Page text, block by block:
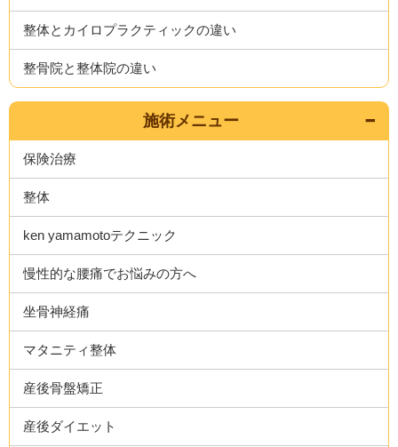
整体とカイロプラクティックの違い
整骨院と整体院の違い
施術メニュー
保険治療
整体
ken yamamotoテクニック
慢性的な腰痛でお悩みの方へ
坐骨神経痛
マタニティ整体
産後骨盤矯正
産後ダイエット